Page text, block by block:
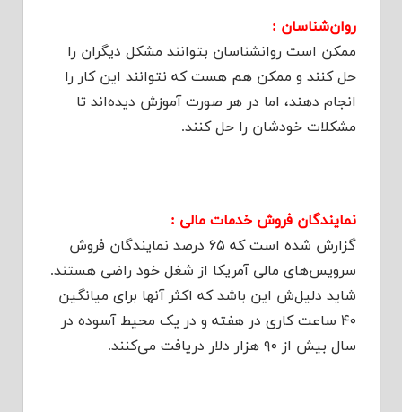
روان‌شناسان :
ممکن است روانشناسان بتوانند مشکل دیگران را
حل کنند و ممکن هم هست که نتوانند این کار را
انجام دهند، اما در هر صورت آموزش دیده‌اند تا
مشکلات خودشان را حل کنند.
نمایندگان فروش خدمات مالی :
گزارش شده است که ۶۵ درصد نمایندگان فروش
سرویس‌های مالی آمریکا از شغل خود راضی هستند.
شاید دلیل‌ش این باشد که اکثر آنها برای میانگین
۴۰ ساعت کاری در هفته و در یک محیط آسوده در
سال بیش از ۹۰ هزار دلار دریافت می‌کنند.